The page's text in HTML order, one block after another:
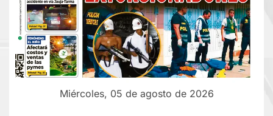
Miércoles, 05 de agosto de 2026